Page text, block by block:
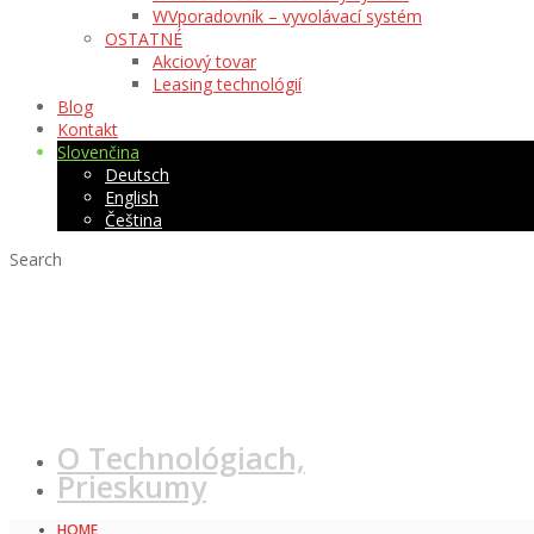
WVporadovník – vyvolávací systém
OSTATNÉ
Akciový tovar
Leasing technológií
Blog
Kontakt
Slovenčina
Deutsch
English
Čeština
Search
O Technológiach,
Prieskumy
HOME